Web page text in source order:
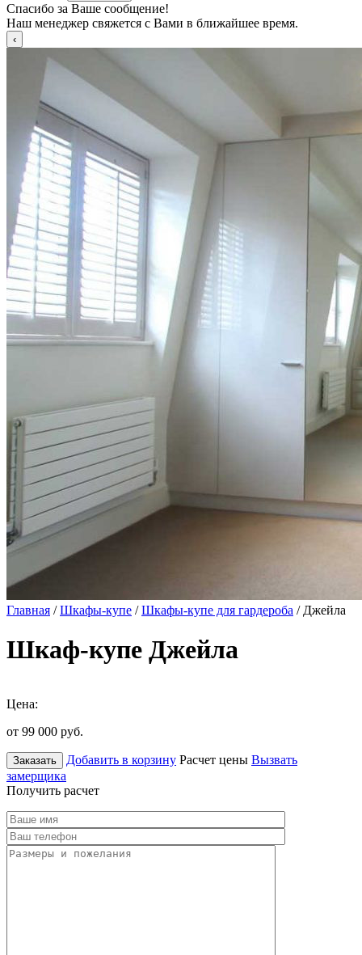
Спасибо за Ваше сообщение!
Наш менеджер свяжется с Вами в ближайшее время.
Главная /Шкафы-купе /Шкафы-купе для гардероба / Джейла
Шкаф-купе Джейла
Цена:
от 99 000 руб.
Заказать Добавить в корзину Расчет цены Вызвать
замерщика
Получить расчет